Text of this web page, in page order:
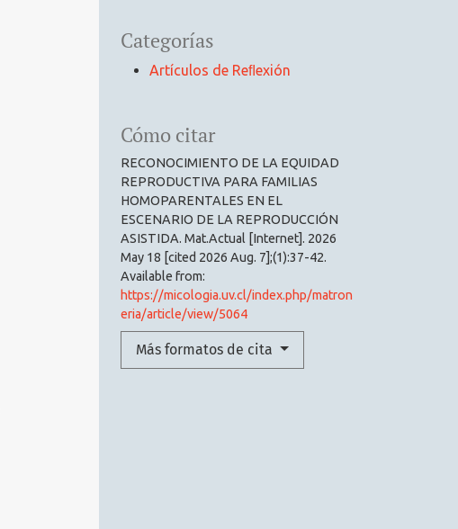
Categorías
Artículos de Reﬂexión
Cómo citar
RECONOCIMIENTO DE LA EQUIDAD
REPRODUCTIVA PARA FAMILIAS
HOMOPARENTALES EN EL
ESCENARIO DE LA REPRODUCCIÓN
ASISTIDA. Mat.Actual [Internet]. 2026
May 18 [cited 2026 Aug. 7];(1):37-42.
Available from:
https://micologia.uv.cl/index.php/matron
eria/article/view/5064
Más formatos de cita